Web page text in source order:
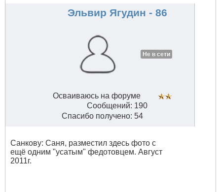
Эльвир Ягудин - 86
Не в сети
Осваиваюсь на форуме
Сообщений: 190
Спасибо получено: 54
Санкову: Саня, разместил здесь фото с
ещё одним "усатым" федотовцем. Август
2011г.